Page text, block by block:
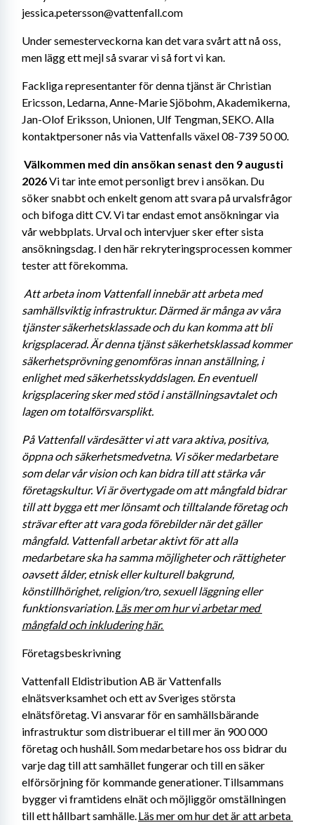
jessica.petersson@vattenfall.com
Under semesterveckorna kan det vara svårt att nå oss,
men lägg ett mejl så svarar vi så fort vi kan.
Fackliga representanter för denna tjänst är Christian
Ericsson, Ledarna, Anne-Marie Sjöbohm, Akademikerna,
Jan-Olof Eriksson, Unionen, Ulf Tengman, SEKO. Alla
kontaktpersoner nås via Vattenfalls växel 08-739 50 00.
Välkommen med din ansökan senast den 9 augusti
2026 Vi tar inte emot personligt brev i ansökan. Du
söker snabbt och enkelt genom att svara på urvalsfrågor
och bifoga ditt CV. Vi tar endast emot ansökningar via
vår webbplats. Urval och intervjuer sker efter sista
ansökningsdag. I den här rekryteringsprocessen kommer
tester att förekomma.
Att arbeta inom Vattenfall innebär att arbeta med
samhällsviktig infrastruktur. Därmed är många av våra
tjänster säkerhetsklassade och du kan komma att bli
krigsplacerad. Är denna tjänst säkerhetsklassad kommer
säkerhetsprövning genomföras innan anställning, i
enlighet med säkerhetsskyddslagen. En eventuell
krigsplacering sker med stöd i anställningsavtalet och
lagen om totalförsvarsplikt.
På Vattenfall värdesätter vi att vara aktiva, positiva,
öppna och säkerhetsmedvetna. Vi söker medarbetare
som delar vår vision och kan bidra till att stärka vår
företagskultur. Vi är övertygade om att mångfald bidrar
till att bygga ett mer lönsamt och tilltalande företag och
strävar efter att vara goda förebilder när det gäller
mångfald. Vattenfall arbetar aktivt för att alla
medarbetare ska ha samma möjligheter och rättigheter
oavsett ålder, etnisk eller kulturell bakgrund,
könstillhörighet, religion/tro, sexuell läggning eller
funktionsvariation. Läs mer om hur vi arbetar med
mångfald och inkludering här.
Företagsbeskrivning
Vattenfall Eldistribution AB är Vattenfalls
elnätsverksamhet och ett av Sveriges största
elnätsföretag. Vi ansvarar för en samhällsbärande
infrastruktur som distribuerar el till mer än 900 000
företag och hushåll. Som medarbetare hos oss bidrar du
varje dag till att samhället fungerar och till en säker
elförsörjning för kommande generationer. Tillsammans
bygger vi framtidens elnät och möjliggör omställningen
till ett hållbart samhälle. Läs mer om hur det är att arbeta